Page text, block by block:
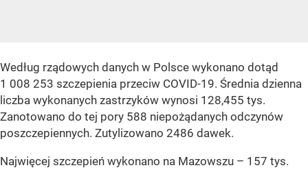
Według rządowych danych w Polsce wykonano dotąd
1 008 253 szczepienia przeciw COVID-19. Średnia dzienna
liczba wykonanych zastrzyków wynosi 128,455 tys.
Zanotowano do tej pory 588 niepożądanych odczynów
poszczepiennych. Zutylizowano 2486 dawek.
Najwięcej szczepień wykonano na Mazowszu – 157 tys.